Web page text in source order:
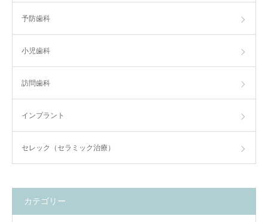
予防歯科
小児歯科
訪問歯科
インプラント
セレック（セラミック治療）
カテゴリー